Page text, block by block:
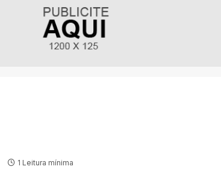
1 Leitura mínima